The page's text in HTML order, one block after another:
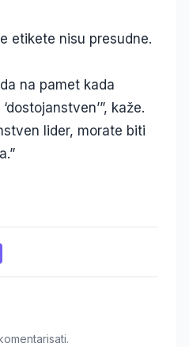
etikete nisu presudne.
na pamet kada
kaže.
lider, morate biti